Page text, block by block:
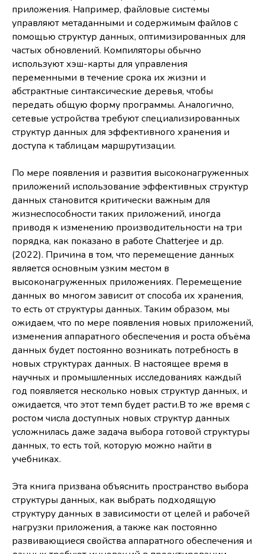
приложения. Например, файловые системы
управляют метаданными и содержимым файлов с
помощью структур данных, оптимизированных для
частых обновлений. Компиляторы обычно
используют хэш-карты для управления
переменными в течение срока их жизни и
абстрактные синтаксические деревья, чтобы
передать общую форму программы. Аналогично,
сетевые устройства требуют специализированных
структур данных для эффективного хранения и
доступа к таблицам маршрутизации.
По мере появления и развития высоконагруженных
приложений использование эффективных структур
данных становится критически важным для
жизнеспособности таких приложений, иногда
приводя к изменению производительности на три
порядка, как показано в работе Chatterjee и др.
(2022). Причина в том, что перемещение данных
является основным узким местом в
высоконагруженных приложениях. Перемещение
данных во многом зависит от способа их хранения,
то есть от структуры данных. Таким образом, мы
ожидаем, что по мере появления новых приложений,
изменения аппаратного обеспечения и роста объёма
данных будет постоянно возникать потребность в
новых структурах данных. В настоящее время в
научных и промышленных исследованиях каждый
год появляется несколько новых структур данных, и
ожидается, что этот темп будет расти.В то же время с
ростом числа доступных новых структур данных
усложнилась даже задача выбора готовой структуры
данных, то есть той, которую можно найти в
учебниках.
Эта книга призвана объяснить пространство выбора
структуры данных, как выбрать подходящую
структуру данных в зависимости от целей и рабочей
нагрузки приложения, а также как постоянно
развивающиеся свойства аппаратного обеспечения и